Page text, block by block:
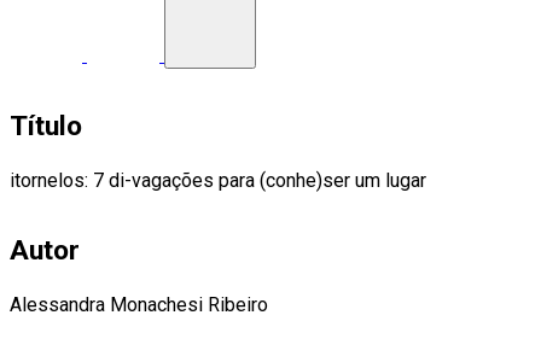
Título
itornelos: 7 di-vagações para (conhe)ser um lugar
Autor
Alessandra Monachesi Ribeiro